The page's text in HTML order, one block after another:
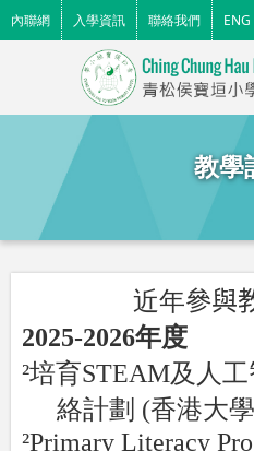
內聯網 入學資訊 聯絡我們 ENG
教學
近年參與
2025-2026年度
²培育STEAM及人
絡計劃 (香港大學
²Primary Literacy